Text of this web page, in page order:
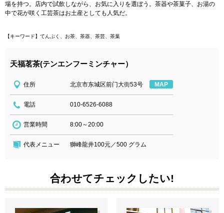
場を持つ。店内で試飲しながら、お気に入りを選ぼう。茶器や茶菓子、お湯の
中で花が咲く工芸茶はお土産としても人気だ。
【キーワード】てんぷく、お茶、茶器、茶芸、茶葉
天福茗茶(テンエンフーミンチャー）
住所 北京市东城区前门大街53号 MAP
電話 010-6526-6088
営業時間 8:00～20:00
代表メニュー 獅峰龍井100元／500 グラム
合わせてチェックしたい!